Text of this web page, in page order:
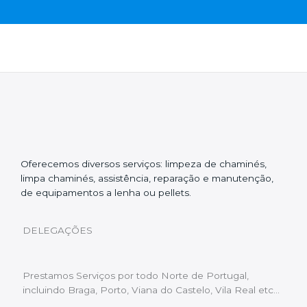
Oferecemos diversos serviços: limpeza de chaminés,
limpa chaminés, assistência, reparação e manutenção,
de equipamentos a lenha ou pellets.
DELEGAÇÕES
Prestamos Serviços por todo Norte de Portugal,
incluindo Braga, Porto, Viana do Castelo, Vila Real etc…